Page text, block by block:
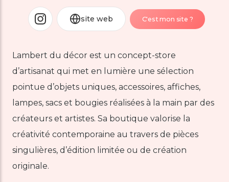
site web C'est mon site ?
Lambert du décor est un concept-store
d’artisanat qui met en lumière une sélection
pointue d’objets uniques, accessoires, affiches,
lampes, sacs et bougies réalisées à la main par des
créateurs et artistes. Sa boutique valorise la
créativité contemporaine au travers de pièces
singulières, d’édition limitée ou de création
originale.